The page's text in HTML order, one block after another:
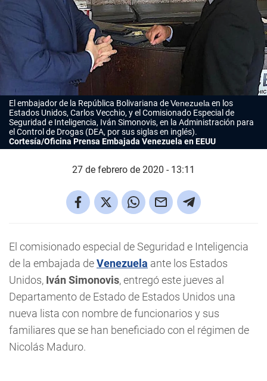
El embajador de la República Bolivariana deVenezuelaen los
Estados Unidos, Carlos Vecchio, y el Comisionado Especial de
Seguridad e Inteligencia, Iván Simonovis, en la Administración para
el Control de Drogas (DEA, por sus siglas en inglés).
Cortesía/Oficina Prensa Embajada Venezuela en EEUU
27 de febrero de 2020 - 13:11
El comisionado especial de Seguridad e Inteligencia
de la embajada deVenezuela ante los Estados
Unidos, Iván Simonovis, entregó este jueves al
Departamento de Estado de Estados Unidos una
nueva lista con nombre de funcionarios y sus
familiares que se han beneficiado con el régimen de
Nicolás Maduro.